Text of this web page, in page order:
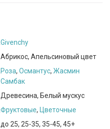
Givenchy
Абрикос, Апельсиновый цвет
Роза, Османтус, Жасмин
Самбак
Древесина, Белый мускус
Фруктовые, Цветочные
до 25, 25-35, 35-45, 45+